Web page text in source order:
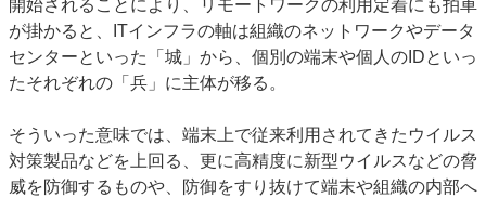
開始されることにより、リモートワークの利用定着にも拍車
が掛かると、ITインフラの軸は組織のネットワークやデータ
センターといった「城」から、個別の端末や個人のIDといっ
たそれぞれの「兵」に主体が移る。
そういった意味では、端末上で従来利用されてきたウイルス
対策製品などを上回る、更に高精度に新型ウイルスなどの脅
威を防御するものや、防御をすり抜けて端末や組織の内部へ